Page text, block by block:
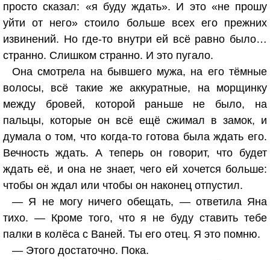
просто сказал: «я буду ждать». И это «не прошу
уйти от него» стоило больше всех его прежних
извинений. Но где-то внутри ей всё равно было…
странно. Слишком странно. И это пугало.
Она смотрела на бывшего мужа, на его тёмные
волосы, всё такие же аккуратные, на морщинку
между бровей, которой раньше не было, на
пальцы, которые он всё ещё сжимал в замок, и
думала о том, что когда-то готова была ждать его.
Вечность ждать. А теперь он говорит, что будет
ждать её, и она не знает, чего ей хочется больше:
чтобы он ждал или чтобы он наконец отпустил.
— Я не могу ничего обещать, — ответила Яна
тихо. — Кроме того, что я не буду ставить тебе
палки в колёса с Ваней. Ты его отец. Я это помню.
— Этого достаточно. Пока.